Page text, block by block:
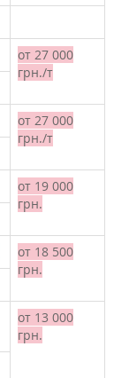
от 27 000
грн./т
от 27 000
грн./т
от 19 000
грн.
от 18 500
грн.
от 13 000
грн.